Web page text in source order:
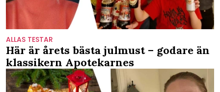
ALLAS TESTAR
Här är årets bästa julmust – godare än
klassikern Apotekarnes